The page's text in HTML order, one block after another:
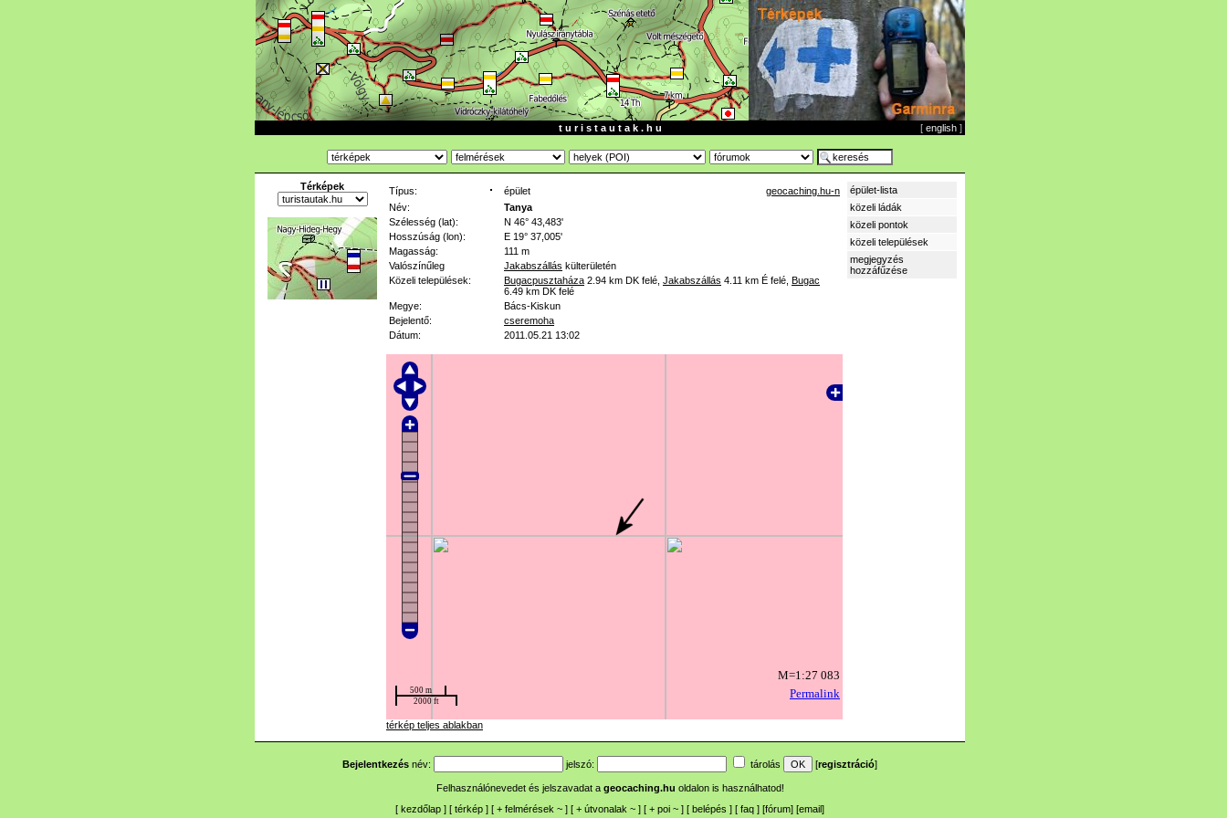
t u r i s t a u t a k . h u [ english ]
Térképek Típus: épület
geocaching.hu-n
Név:
Tanya
Szélesség (lat):
N 46° 43,483'
Hosszúság (lon):
E 19° 37,005'
Magasság:
111 m
Valószínűleg
Jakabszállás külterületén
Közeli települések:
Bugacpusztaháza 2.94 km DK felé Jakabszállás 4.11 km É felé Bugac
6.49 km DK felé
Megye:
Bács-Kiskun
Bejelentő:
cseremoha
Dátum:
2011.05.21 13:02
térkép teljes ablakban
épület-lista
közeli ládák
közeli pontok
közeli települések
megjegyzés
hozzáfűzése
Bejelentkezés név: jelszó: tárolás [regisztráció]
Felhasználónevedet és jelszavadat a geocaching.hu oldalon is használhatod!
[ kezdőlap ] [ térkép ] [ + felmérések ~ ] [ + útvonalak ~ ] [ + poi ~ ] [ belépés ] [ faq ] [fórum] [email]